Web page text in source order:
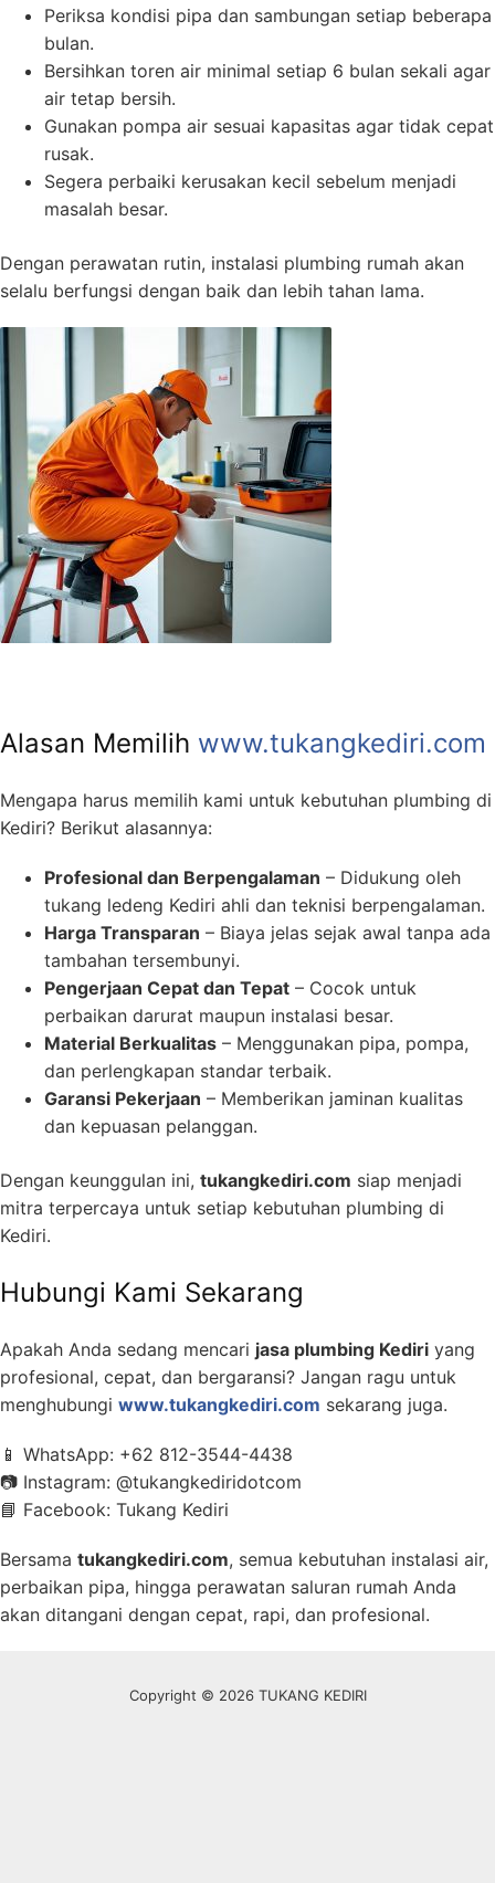
Periksa kondisi pipa dan sambungan setiap beberapa
bulan.
Bersihkan toren air minimal setiap 6 bulan sekali agar
air tetap bersih.
Gunakan pompa air sesuai kapasitas agar tidak cepat
rusak.
Segera perbaiki kerusakan kecil sebelum menjadi
masalah besar.
Dengan perawatan rutin, instalasi plumbing rumah akan
selalu berfungsi dengan baik dan lebih tahan lama.
Alasan Memilih www.tukangkediri.com
Mengapa harus memilih kami untuk kebutuhan plumbing di
Kediri? Berikut alasannya:
Profesional dan Berpengalaman – Didukung oleh
tukang ledeng Kediri ahli dan teknisi berpengalaman.
Harga Transparan – Biaya jelas sejak awal tanpa ada
tambahan tersembunyi.
Pengerjaan Cepat dan Tepat – Cocok untuk
perbaikan darurat maupun instalasi besar.
Material Berkualitas – Menggunakan pipa, pompa,
dan perlengkapan standar terbaik.
Garansi Pekerjaan – Memberikan jaminan kualitas
dan kepuasan pelanggan.
Dengan keunggulan ini, tukangkediri.com siap menjadi
mitra terpercaya untuk setiap kebutuhan plumbing di
Kediri.
Hubungi Kami Sekarang
Apakah Anda sedang mencari jasa plumbing Kediri yang
profesional, cepat, dan bergaransi? Jangan ragu untuk
menghubungi www.tukangkediri.com sekarang juga.
📱 WhatsApp: +62 812-3544-4438
📷 Instagram: @tukangkediridotcom
📘 Facebook: Tukang Kediri
Bersama tukangkediri.com, semua kebutuhan instalasi air,
perbaikan pipa, hingga perawatan saluran rumah Anda
akan ditangani dengan cepat, rapi, dan profesional.
Copyright © 2026 TUKANG KEDIRI